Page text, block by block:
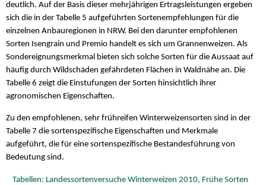
deutlich. Auf der Basis dieser mehrjährigen Ertragsleistungen ergeben
sich die in der Tabelle 5 aufgeführten Sortenempfehlungen für die
einzelnen Anbauregionen in NRW. Bei den darunter empfohlenen
Sorten Isengrain und Premio handelt es sich um Grannenweizen. Als
Sondereignungsmerkmal bieten sich solche Sorten für die Aussaat auf
häufig durch Wildschäden gefährdeten Flächen in Waldnähe an. Die
Tabelle 6 zeigt die Einstufungen der Sorten hinsichtlich ihrer
agronomischen Eigenschaften.
Zu den empfohlenen, sehr frühreifen Winterweizensorten sind in der
Tabelle 7 die sortenspezifische Eigenschaften und Merkmale
aufgeführt, die für eine sortenspezifische Bestandesführung von
Bedeutung sind.
Tabellen: Landessortenversuche Winterweizen 2010, Frühe Sorten